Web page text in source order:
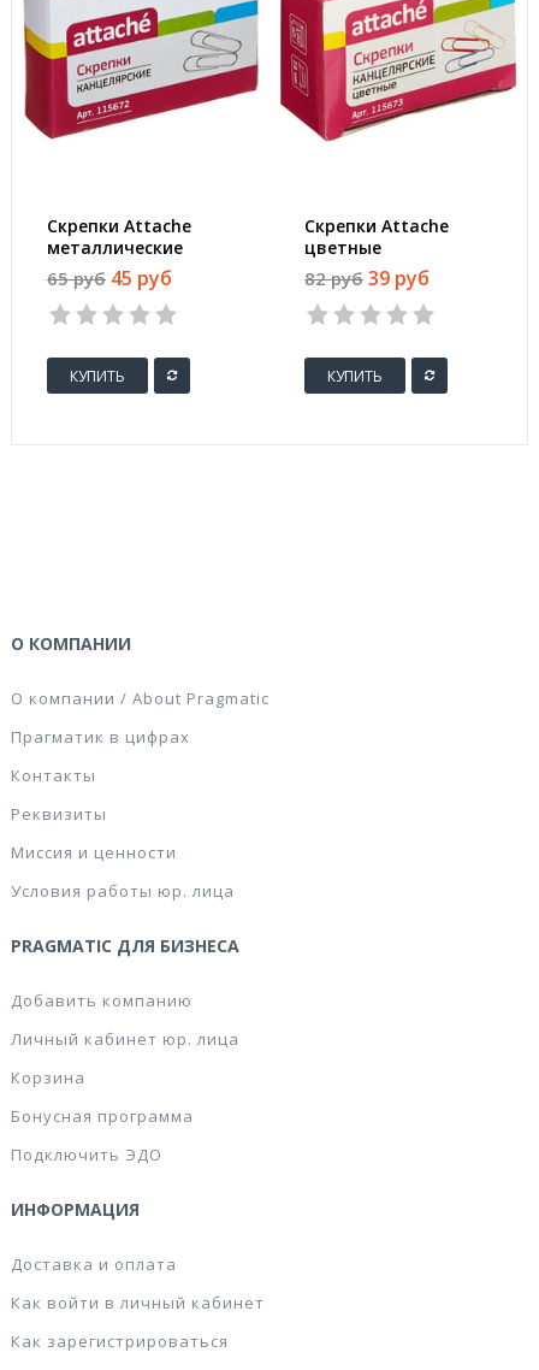
Скрепки Attache
металлические
оцинкованные 28 мм
(100 штук в
упаковке)
65 руб 45 руб
КУПИТЬ
Скрепки Attache
цветные
металлические с
полимерным
покрытием 28 мм
упаковке)
82 руб 39 руб
КУПИТЬ
О КОМПАНИИ
О компании / About Pragmatic
Прагматик в цифрах
Контакты
Реквизиты
Миссия и ценности
Условия работы юр. лица
PRAGMATIC ДЛЯ БИЗНЕСА
Добавить компанию
Личный кабинет юр. лица
Корзина
Бонусная программа
Подключить ЭДО
ИНФОРМАЦИЯ
Доставка и оплата
Как войти в личный кабинет
Как зарегистрироваться